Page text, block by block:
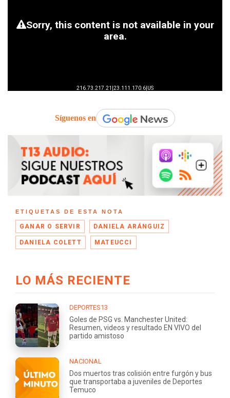
Síguenos en
ETIQUETAS DE ESTA NOTA
GANAR O SERVIR DANIELA ARÁNGUIZ
DANIELA COLETT MATEUCCI
LO MÁS RECIENTE
DEPORTES13
Goles de PSG vs. Manchester United:
Resumen, videos y resultado EN VIVO del
partido amistoso
NACIONAL
Dos muertos tras colisión entre furgón y bus
que transportaba a juveniles de Deportes
Temuco